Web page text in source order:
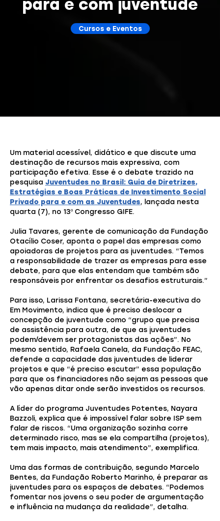
para e com juventude
Cursos e Eventos
Um material acessível, didático e que discute uma
destinação de recursos mais expressiva, com
participação efetiva. Esse é o debate trazido na
pesquisa Juventudes no Brasil: Guia de Diretrizes,
Estratégias e Boas Práticas de Investimento Social
Privado para e com as Juventudes, lançada nesta
quarta (7), no 13º Congresso GIFE.
Julia Tavares, gerente de comunicação da Fundação
Otacílio Coser, aponta o papel das empresas como
apoiadoras de projetos para as juventudes. “Temos
a responsabilidade de trazer as empresas para esse
debate, para que elas entendam que também são
responsáveis por enfrentar os desafios estruturais.”
Para isso, Larissa Fontana, secretária-executiva do
Em Movimento, indica que é preciso deslocar a
concepção de juventude como “grupo que precisa
de assistência para outra, de que as juventudes
podem/devem ser protagonistas das ações”. No
mesmo sentido, Rafaela Canela, da Fundação FEAC,
defende a capacidade das juventudes de liderar
projetos e que “é preciso escutar” essa população
para que os financiadores não sejam as pessoas que
vão apenas ditar onde serão investidos os recursos.
A líder do programa Juventudes Potentes, Nayara
Bazzoli, explica que é impossível falar sobre ISP sem
falar de riscos. “Uma organização sozinha corre
determinado risco, mas se ela compartilha (projetos),
tem mais impacto, mais atendimento”, exemplifica.
Uma das formas de contribuição, segundo Marcelo
Bentes, da Fundação Roberto Marinho, é preparar as
juventudes para os espaços de debates. “Podemos
fomentar nos jovens o seu poder de argumentação
e influência na mudança da realidade”, detalha.